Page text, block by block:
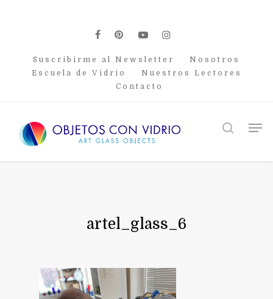
facebook
pinterest
youtubeinstagram
Suscribirme al Newsletter
Nosotros
Escuela de Vidrio
Nuestros Lectores
Contacto
search
artel_glass_6